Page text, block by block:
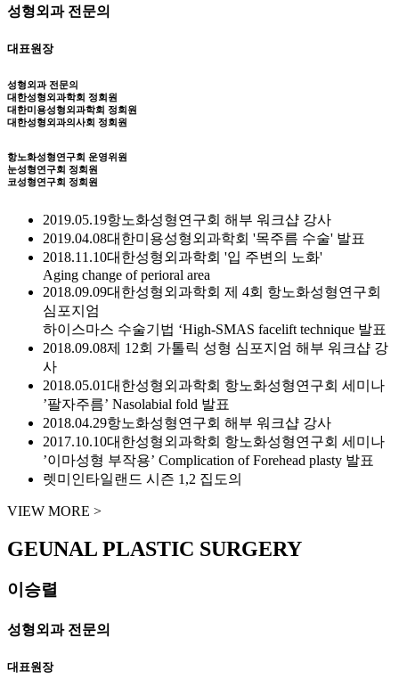
성형외과 전문의
대표원장
성형외과 전문의
대한성형외과학회 정회원
대한미용성형외과학회 정회원
대한성형외과의사회 정회원
항노화성형연구회 운영위원
눈성형연구회 정회원
코성형연구회 정회원
2019.05.19항노화성형연구회 해부 워크샵 강사
2019.04.08대한미용성형외과학회 '목주름 수술' 발표
2018.11.10대한성형외과학회 '입 주변의 노화'
Aging change of perioral area
2018.09.09대한성형외과학회 제 4회 항노화성형연구회
심포지엄
하이스마스 수술기법 ‘High-SMAS facelift technique 발표
2018.09.08제 12회 가톨릭 성형 심포지엄 해부 워크샵 강
사
2018.05.01대한성형외과학회 항노화성형연구회 세미나
’팔자주름’ Nasolabial fold 발표
2018.04.29항노화성형연구회 해부 워크샵 강사
2017.10.10대한성형외과학회 항노화성형연구회 세미나
’이마성형 부작용’ Complication of Forehead plasty 발표
렛미인타일랜드 시즌 1,2 집도의
VIEW MORE >
GEUNAL PLASTIC SURGERY
이승렬
성형외과 전문의
대표원장